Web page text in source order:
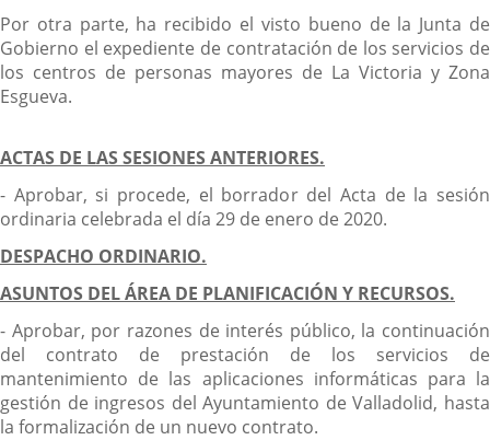
Por otra parte, ha recibido el visto bueno de la Junta de
Gobierno el expediente de contratación de los servicios de
los centros de personas mayores de La Victoria y Zona
Esgueva.
ACTAS DE LAS SESIONES ANTERIORES.
- Aprobar, si procede, el borrador del Acta de la sesión
ordinaria celebrada el día 29 de enero de 2020.
DESPACHO ORDINARIO.
ASUNTOS DEL ÁREA DE PLANIFICACIÓN Y RECURSOS.
- Aprobar, por razones de interés público, la continuación
del contrato de prestación de los servicios de
mantenimiento de las aplicaciones informáticas para la
gestión de ingresos del Ayuntamiento de Valladolid, hasta
la formalización de un nuevo contrato.